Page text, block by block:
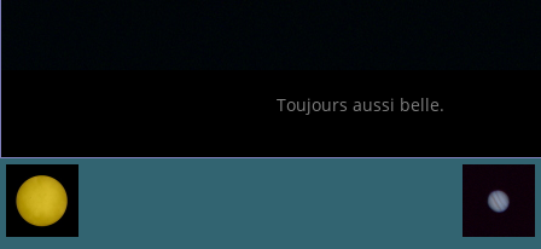
Toujours aussi belle.